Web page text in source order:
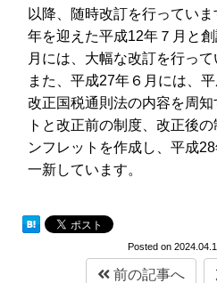
以降、随時改訂を行ってい
年を迎えた平成12年７月と
月には、大幅な改訂を行って
また、平成27年６月には、
改正国税通則法の内容を周
トと改正前の制度、改正後
ンフレットを作成し、平成
一新しています。
Posted on
前の記事へ